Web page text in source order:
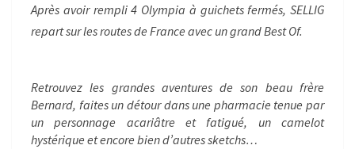
Après avoir rempli 4 Olympia à guichets fermés, SELLIG
repart sur les routes de France avec un grand Best Of.
Retrouvez les grandes aventures de son beau frère
Bernard, faites un détour dans une pharmacie tenue par
un personnage acariâtre et fatigué, un camelot
hystérique et encore bien d’autres sketchs…